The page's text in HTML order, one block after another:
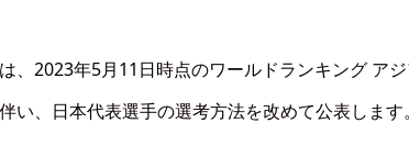
、2023年5月11日時点のワールドランキング ア
い、日本代表選手の選考方法を改めて公表します。